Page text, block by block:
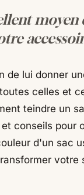
de lui donner
celles et
teindre un
conseils pour
d'un sac
votre